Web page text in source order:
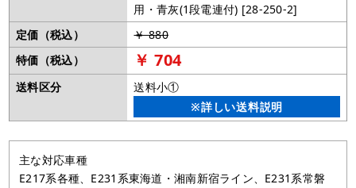
用・青灰(1段電連付) [28-250-2]
定価（税込）
￥ 880
特価（税込）
￥ 704
送料区分
送料小①
※詳しい送料説明
主な対応車種
E217系各種、E231系東海道・湘南新宿ライン、E231系常磐